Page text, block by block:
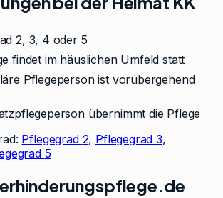
2, 3, 4 oder 5
findet im häuslichen Umfeld statt
Pflegeperson ist vorübergehend
übernimmt die Pflege
Pflegegrad 2, Pflegegrad3,
5